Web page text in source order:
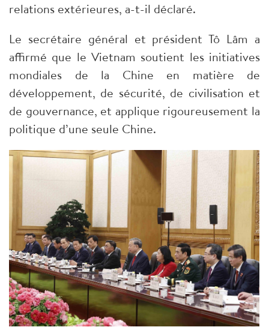
relations extérieures, a-t-il déclaré.
Le secrétaire général et président Tô Lâm a
affirmé que le Vietnam soutient les initiatives
mondiales de la Chine en matière de
développement, de sécurité, de civilisation et
de gouvernance, et applique rigoureusement la
politique d’une seule Chine.